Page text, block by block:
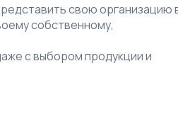
свою организацию
собственному,
с выбором продукции и